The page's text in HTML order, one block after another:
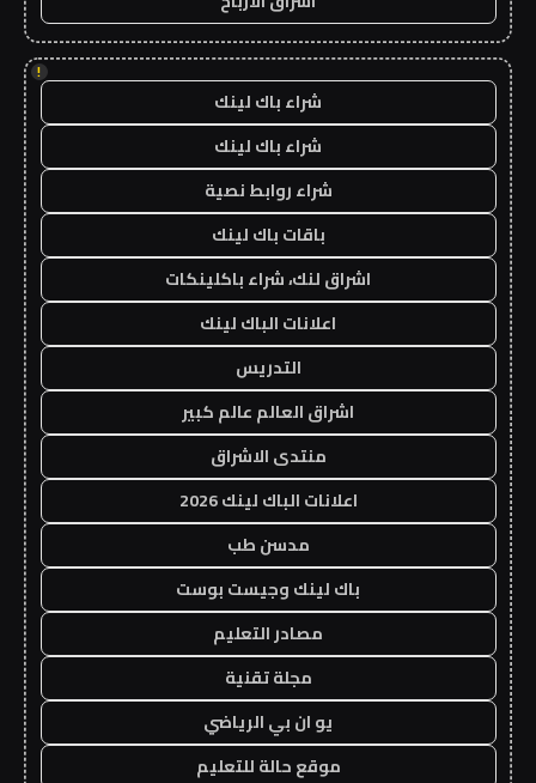
!
شراء باك لينك
شراء باك لينك
شراء روابط نصية
باقات باك لينك
اشراق لنك، شراء باكلينكات
اعلانات الباك لينك
التدريس
اشراق العالم عالم كبير
منتدى الاشراق
اعلانات الباك لينك 2026
مدسن طب
باك لينك وجيست بوست
مصادر التعليم
مجلة تقنية
يو ان بي الرياضي
موقع حالة للتعليم